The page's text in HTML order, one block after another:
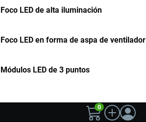
Foco LED de alta iluminación
Foco LED en forma de aspa de ventilador
Módulos LED de 3 puntos
0